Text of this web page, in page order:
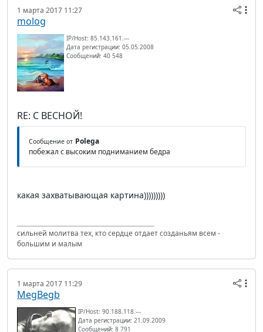
1 марта 2017 11:27
molog
IP/Host: 85.143.161.---
Дата регистрации: 05.05.2008
Сообщений: 40 548
RE: С ВЕСНОЙ!
Сообщение от Polega
побежал с высоким подниманием бедра
какая захватывающая картина)))))))))
сильней молитва тех, кто сердце отдает созданьям всем -
большим и малым
1 марта 2017 11:29
MegBegb
IP/Host: 90.188.118.---
Дата регистрации: 21.09.2009
Сообщений: 8 791